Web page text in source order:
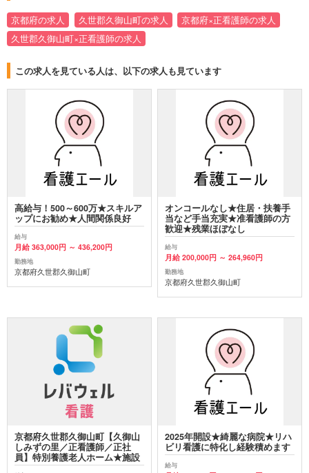
京都府の求人 久世郡久御山町の求人
京都府×正看護師の求人
久世郡久御山町×正看護師の求人
この求人を見ている人は、以下の求人も見ています
高給与！500～600万★スキルア
ップにお勧め★人間関係良好
給与
月給 363,000円 ～ 436,200円
勤務地
京都府久世郡久御山町
オンコールなし★住居・扶養手
当など手当充実★准看護師の方
歓迎★残業ほぼなし
給与
月給 200,000円 ～ 264,960円
勤務地
京都府久世郡久御山町
京都府久世郡久御山町【久御山
しみずの里／正看護師／正社
員】特別養護老人ホーム★施設
2025年開設★綺麗な病院★リハ
ビリ看護に特化し経験積めます
給与